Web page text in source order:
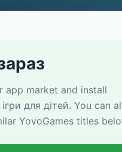
app market and install
для дітей. You can
YovoGames titles